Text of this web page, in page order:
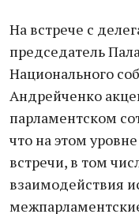
На встрече с
председатель
Национального
Андрейченко
парламентском
что на этом
встречи, в том
взаимодействия